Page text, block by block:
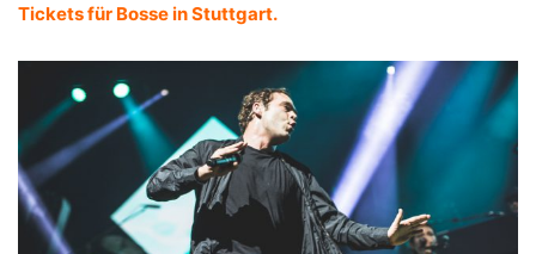
Tickets für Bosse in Stuttgart.